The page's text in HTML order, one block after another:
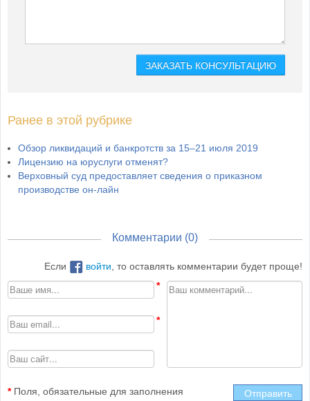
Ранее в этой рубрике
Обзор ликвидаций и банкротств за 15–21 июля 2019
Лицензию на юруслуги отменят?
Верховный суд предоставляет сведения о приказном
производстве он-лайн
Комментарии (0)
Если войти , то оставлять комментарии будет проще!
*Поля, обязательные для заполнения Отправить